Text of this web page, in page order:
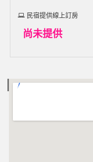
民宿提供線上訂房
尚未提供
電子地圖 MAP